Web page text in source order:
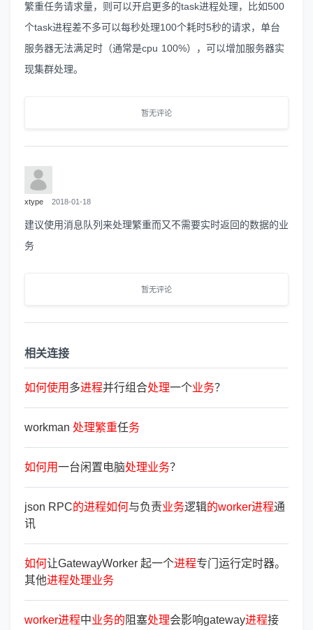
繁重任务请求量，则可以开启更多的task进程处理，比如500
个task进程差不多可以每秒处理100个耗时5秒的请求，单台
服务器无法满足时（通常是cpu 100%），可以增加服务器实
现集群处理。
暂无评论
xtype 2018-01-18
建议使用消息队列来处理繁重而又不需要实时返回的数据的业
务
暂无评论
相关连接
如何使用 多进程并行组合处理一个业务？
workman 处理繁重任务
如何用一台闲置电脑处理业务？
json RPC的进程如何与负责业务逻辑的worker进程通
讯
如何让GatewayWorker 起一个进程专门运行定时器。
其他进程处理业务
worker进程中业务的 阻塞处理会影响gateway进程接